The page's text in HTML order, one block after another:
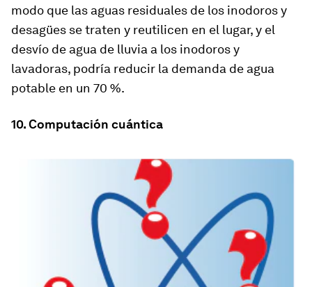
modo que las aguas residuales de los inodoros y
desagües se traten y reutilicen en el lugar, y el
desvío de agua de lluvia a los inodoros y
lavadoras, podría reducir la demanda de agua
potable en un 70 %.
10. Computación cuántica